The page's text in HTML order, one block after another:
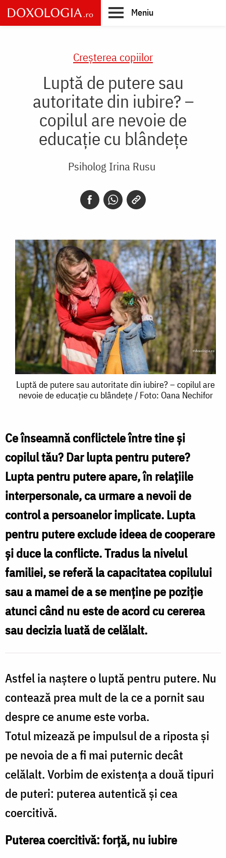
Skip
to
main
Meniu
Creşterea copiilor
Luptă de putere sau
autoritate din iubire? –
copilul are nevoie de
educație cu blândețe
Psiholog Irina Rusu
Luptă
de
sau
autoritate
din
iubire?
are
nevoie
de
educație
cu
blândețe
Oana
Nechifor
Luptă de putere sau autoritate din iubire? – copilul are
nevoie de educație cu blândețe / Foto: Oana Nechifor
Ce înseamnă conflictele între tine şi
copilul tău? Dar lupta pentru putere?
Lupta pentru putere apare, în relaţiile
interpersonale, ca urmare a nevoii de
control a persoanelor implicate. Lupta
pentru putere exclude ideea de cooperare
şi duce la conflicte. Tradus la nivelul
familiei, se referă la capacitatea copilului
sau a mamei de a se menţine pe poziţie
atunci când nu este de acord cu cererea
sau decizia luată de celălalt.
Astfel ia naştere o luptă pentru putere. Nu
contează prea mult de la ce a pornit sau
despre ce anume este vorba.
Totul mizează pe impulsul de a riposta şi
pe nevoia de a fi mai puternic decât
celălalt. Vorbim de existenţa a două tipuri
de puteri: puterea autentică şi cea
coercitivă.
Puterea coercitivă: forţă, nu iubire